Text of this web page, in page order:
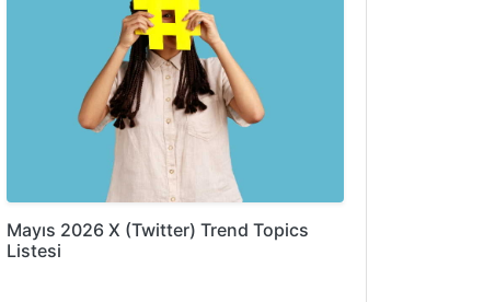
Mayıs 2026 X (Twitter) Trend Topics
Listesi